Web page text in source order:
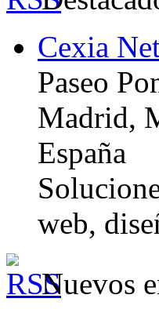
Cexia
Paseo
Madrid,
España
web,
Nuevos